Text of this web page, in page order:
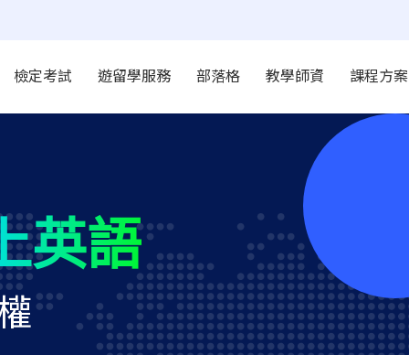
檢定考試 遊留學服務 部落格 教學師資 課程方案
英語